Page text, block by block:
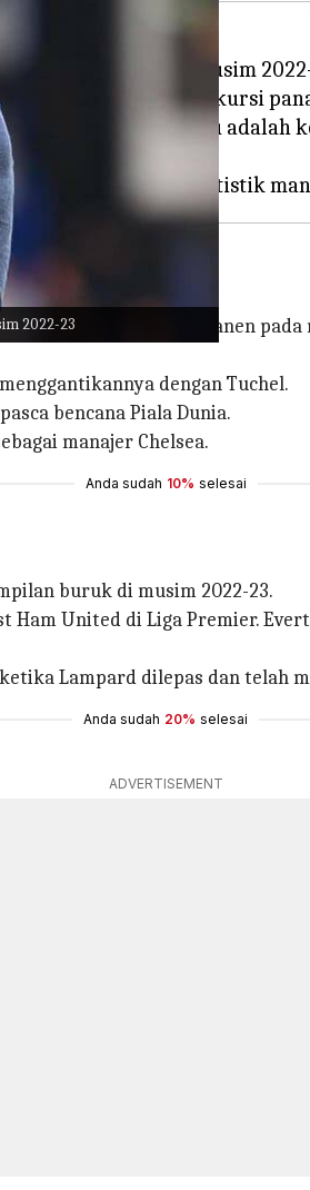
2022-23
hingga sisa musim
2021, kembali ke kursi
hasil buruk. Itu
calon manajer permanen pada
dengan Tuchel.
bencana Piala Dunia.
manajer Chelsea.
Anda sudah 10% selesai
buruk di musim 2022-23.
United di Liga Premier.
Lampard dilepas dan telah
Anda sudah 20% selesai
ADVERTISEMENT